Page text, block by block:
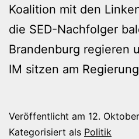
Koalition mit den
die SED-Nachfolger
Brandenburg regieren
IM sitzen am
Veröffentlicht am 12.
Kategorisiert als Politik